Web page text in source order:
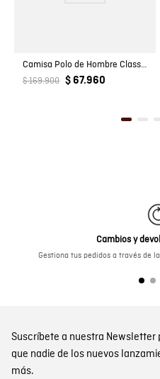
Camisa Polo de Hombre Classic Fit Manga Corta con Pato Bordado Tono a Tono en Algodón
$ 169.900 $ 67.960
Cambios y
Gestiona tus pedidos a través de
Suscríbete a nuestra
que nadie de los nuevos
más.